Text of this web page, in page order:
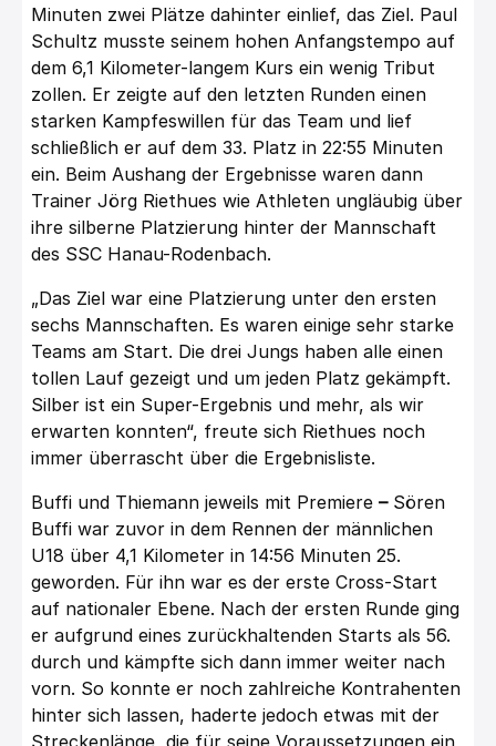
Minuten zwei Plätze dahinter einlief, das Ziel. Paul
Schultz musste seinem hohen Anfangstempo auf
dem 6,1 Kilometer-langem Kurs ein wenig Tribut
zollen. Er zeigte auf den letzten Runden einen
starken Kampfeswillen für das Team und lief
schließlich er auf dem 33. Platz in 22:55 Minuten
ein. Beim Aushang der Ergebnisse waren dann
Trainer Jörg Riethues wie Athleten ungläubig über
ihre silberne Platzierung hinter der Mannschaft
des SSC Hanau-Rodenbach.
„Das Ziel war eine Platzierung unter den ersten
sechs Mannschaften. Es waren einige sehr starke
Teams am Start. Die drei Jungs haben alle einen
tollen Lauf gezeigt und um jeden Platz gekämpft.
Silber ist ein Super-Ergebnis und mehr, als wir
erwarten konnten“, freute sich Riethues noch
immer überrascht über die Ergebnisliste.
Buffi und Thiemann jeweils mit Premiere – Sören
Buffi war zuvor in dem Rennen der männlichen
U18 über 4,1 Kilometer in 14:56 Minuten 25.
geworden. Für ihn war es der erste Cross-Start
auf nationaler Ebene. Nach der ersten Runde ging
er aufgrund eines zurückhaltenden Starts als 56.
durch und kämpfte sich dann immer weiter nach
vorn. So konnte er noch zahlreiche Kontrahenten
hinter sich lassen, haderte jedoch etwas mit der
Streckenlänge, die für seine Voraussetzungen ein